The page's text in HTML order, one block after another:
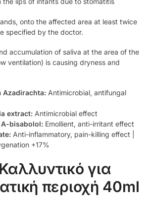
onto the affected area at least twice
specified by the doctor.
accumulation of saliva at the area of the
ventilation) is causing dryness and
Azadirachta: Antimicrobial, antifungal
extract: Antimicrobial effect
Α-bisabolol: Emollient, anti-irritant effect
Anti-inflammatory, pain-killing effect |
+17%
για
περιοχή 40ml